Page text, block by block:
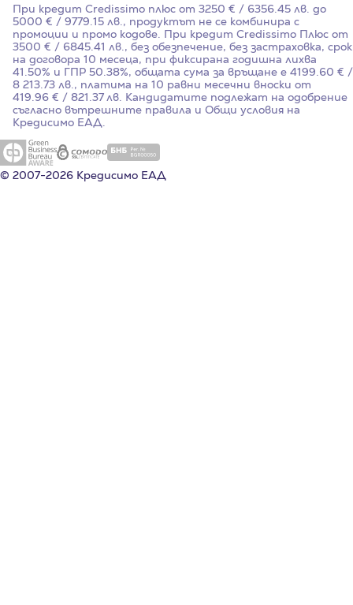
При кредит Credissimo плюс от 3250 € / 6356.45 лв. до
5000 € / 9779.15 лв., продуктът не се комбинира с
промоции и промо кодове. При кредит Credissimo Плюс от
3500 € / 6845.41 лв., без обезпечение, без застраховка, срок
на договора 10 месеца, при фиксирана годишна лихва
41.50% и ГПР 50.38%, общата сума за връщане е 4199.60 € /
8 213.73 лв., платима на 10 равни месечни вноски от
419.96 € / 821.37 лв. Кандидатите подлежат на одобрение
съгласно вътрешните правила и Общи условия на
Кредисимо ЕАД.
© 2007-2026 Кредисимо ЕАД